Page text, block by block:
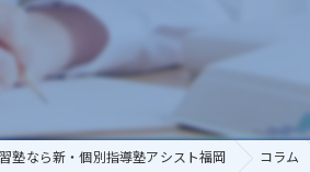
個別
塾なら新・個別指導塾アシスト福岡 コラム